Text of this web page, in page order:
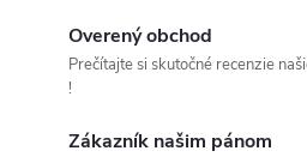
Overený obchod
Prečítajte si skutočné recenzie
!
Zákazník našim pánom